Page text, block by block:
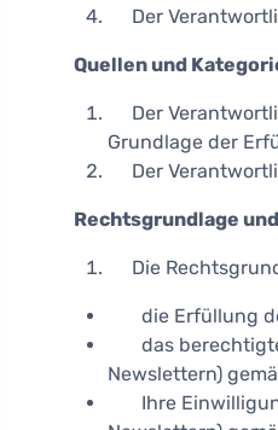
Der
Quellen und
Der
Grundlage der
Der
Rechtsgrundlage
Die
die Erfüllung
das berechtigte
Newslettern)
Ihre